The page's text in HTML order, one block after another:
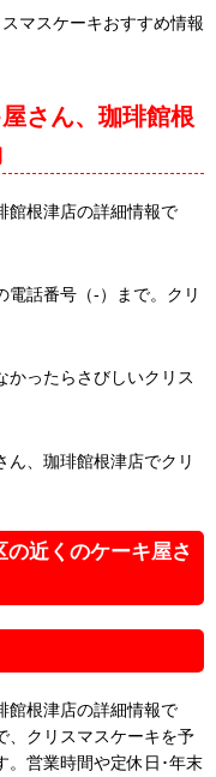
マスケーキおすすめ情報
さん、珈琲館根
館根津店の詳細情報で
電話番号（-）まで。クリ
かったらさびしいクリス
ん、珈琲館根津店でクリ
近くのケーキ屋さ
館根津店の詳細情報で
、クリスマスケーキを予
。営業時間や定休日･年末